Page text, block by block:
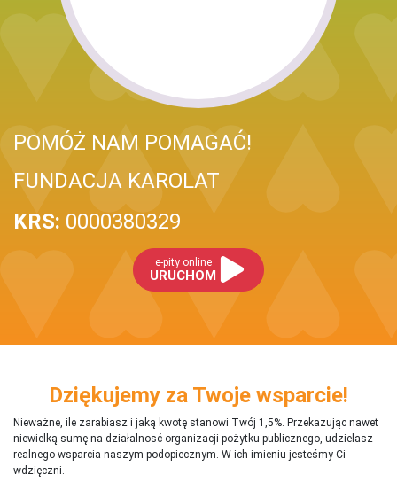
POMÓŻ NAM POMAGAĆ!
FUNDACJA KAROLAT
KRS: 0000380329
e-pity online
URUCHOM
Dziękujemy za Twoje wsparcie!
Nieważne, ile zarabiasz i jaką kwotę stanowi Twój 1,5%. Przekazując nawet
niewielką sumę na działalnosć organizacji pożytku publicznego, udzielasz
realnego wsparcia naszym podopiecznym. W ich imieniu jesteśmy Ci
wdzięczni.